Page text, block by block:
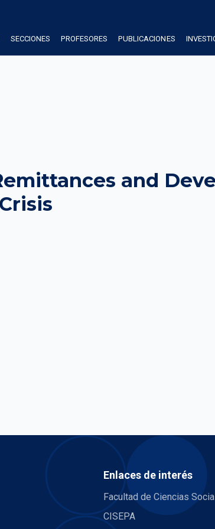
SECCIONES PROFESORES PUBLICACIONES
and
Enlaces de interés
Facultad de Ciencias
CISEPA